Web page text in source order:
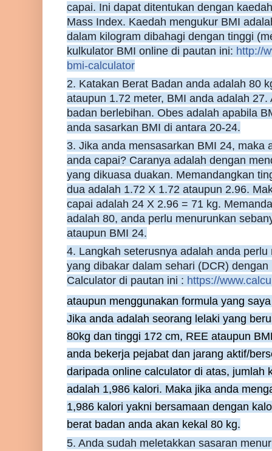
capai. Ini dapat ditentukan dengan
Mass Index. Kaedah mengukur BMI
dalam kilogram dibahagi dengan tinggi
kulkulator BMI online di pautan ini: http://
bmi-calculator
2. Katakan Berat Badan anda adalah 80
ataupun 1.72 meter, BMI anda adalah
badan berlebihan. Obes adalah apabila
anda sasarkan BMI di antara 20-24.
3. Jika anda mensasarkan BMI 24, maka
anda capai? Caranya adalah dengan
yang dikuasa duakan. Memandangkan
dua adalah 1.72 X 1.72 ataupun 2.96.
capai adalah 24 X 2.96 = 71 kg.
adalah 80, anda perlu menurunkan
ataupun BMI 24.
4. Langkah seterusnya adalah anda
yang dibakar dalam sehari (DCR)
Calculator di pautan ini : https://
ataupun menggunakan formula yang
Jika anda adalah seorang lelaki yang
80kg dan tinggi 172 cm, REE ataupun
anda bekerja pejabat dan jarang aktif/
daripada online calculator di atas, jumlah
adalah 1,986 kalori. Maka jika anda
1,986 kalori yakni bersamaan dengan
berat badan anda akan kekal 80 kg.
5. Anda sudah meletakkan sasaran